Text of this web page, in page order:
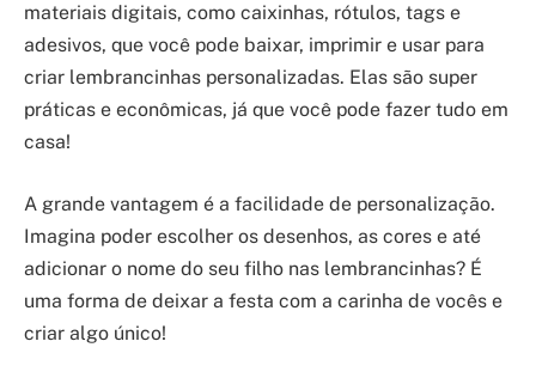
materiais digitais, como caixinhas, rótulos, tags e
adesivos, que você pode baixar, imprimir e usar para
criar lembrancinhas personalizadas. Elas são super
práticas e econômicas, já que você pode fazer tudo em
casa!
A grande vantagem é a facilidade de personalização.
Imagina poder escolher os desenhos, as cores e até
adicionar o nome do seu filho nas lembrancinhas? É
uma forma de deixar a festa com a carinha de vocês e
criar algo único!